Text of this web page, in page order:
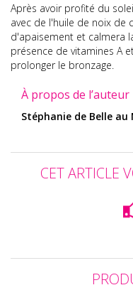
Après avoir profité du
avec de l'huile de noix de
d'apaisement et calmera
présence de vitamines A
prolonger le bronzage.
À propos de l’auteur
Stéphanie de Belle au
CET ARTICLE